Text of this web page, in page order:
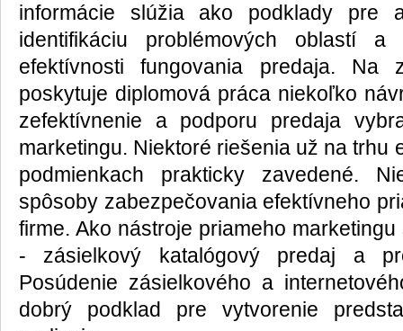
informácie slúžia ako podklady pre
identifikáciu problémových oblastí
efektívnosti fungovania predaja. Na
poskytuje diplomová práca niekoľko
zefektívnenie a podporu predaja
marketingu. Niektoré riešenia už na trhu
podmienkach prakticky zavedené.
spôsoby zabezpečovania efektívneho
firme. Ako nástroje priameho
- zásielkový katalógový predaj a
Posúdenie zásielkového a
dobrý podklad pre vytvorenie